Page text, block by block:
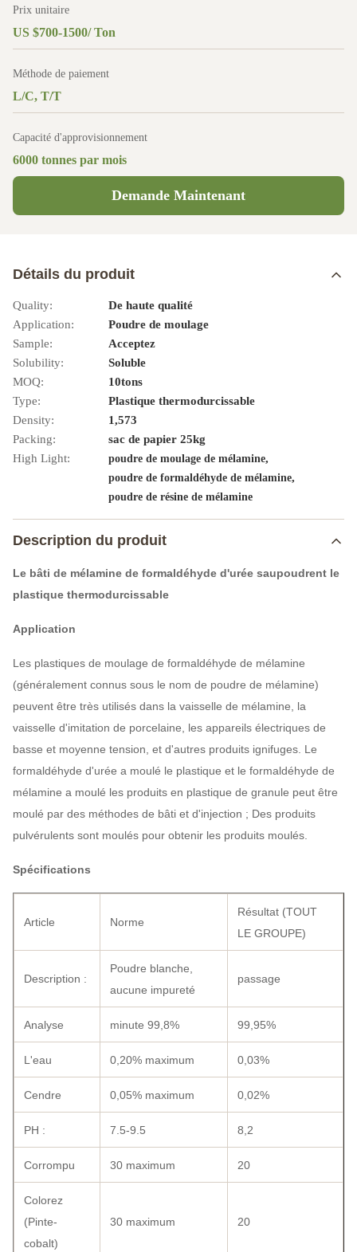
Prix unitaire
US $700-1500/ Ton
Méthode de paiement
L/C, T/T
Capacité d'approvisionnement
6000 tonnes par mois
Demande Maintenant
Détails du produit
Quality:
De haute qualité
Application:
Poudre de moulage
Sample:
Acceptez
Solubility:
Soluble
MOQ:
10tons
Type:
Plastique thermodurcissable
Density:
1,573
Packing:
sac de papier 25kg
High Light:
poudre de moulage de mélamine,
poudre de formaldéhyde de mélamine,
poudre de résine de mélamine
Description du produit
Le bâti de mélamine de formaldéhyde d'urée saupoudrent le
plastique thermodurcissable
Application
Les plastiques de moulage de formaldéhyde de mélamine
(généralement connus sous le nom de poudre de mélamine)
peuvent être très utilisés dans la vaisselle de mélamine, la
vaisselle d'imitation de porcelaine, les appareils électriques de
basse et moyenne tension, et d'autres produits ignifuges. Le
formaldéhyde d'urée a moulé le plastique et le formaldéhyde de
mélamine a moulé les produits en plastique de granule peut être
moulé par des méthodes de bâti et d'injection ; Des produits
pulvérulents sont moulés pour obtenir les produits moulés.
Spécifications
Article Norme
Résultat (TOUT
LE GROUPE)
Description :
Poudre blanche,
aucune impureté
passage
Analyse minute 99,8% 99,95%
L'eau 0,20% maximum 0,03%
Cendre 0,05% maximum 0,02%
PH : 7.5-9.5 8,2
Corrompu 30 maximum 20
Colorez
(Pinte-
cobalt)
30 maximum 20